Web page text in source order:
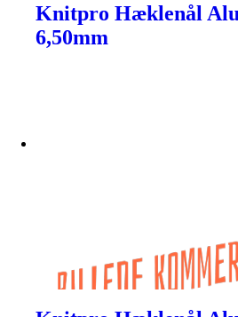
Knitpro Hæklenål
6,50mm